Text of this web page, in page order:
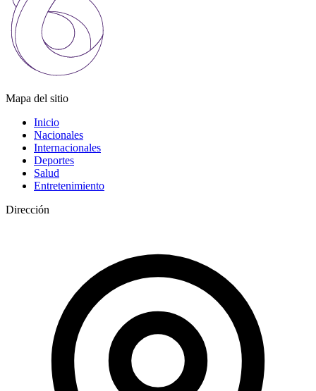
Mapa del sitio
Inicio
Nacionales
Internacionales
Deportes
Salud
Entretenimiento
Dirección